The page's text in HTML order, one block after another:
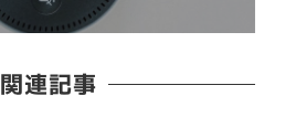
関連記事